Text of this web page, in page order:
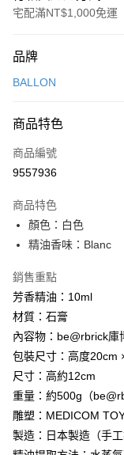
宅配滿NT$1,000免運
信用卡一次付款
Apple Pay
街口支付
Google Pay
全盈+PAY
大哥付你分期
相關說明
1.本服務由台灣大哥大提
2.付款方式選擇「大哥付
流程，驗證手機門號後
成交易。
3.實際核准額度、可分期
4.訂單成立30分鐘內，
消。如遇「轉專審核」
法說明評估內容。
【繳款方式說明】
1.分期款項不併入電信帳
AFTEE先享後付
相關說明
【關於「AFTEE先享後
AFTEE先享後付是「在
１．簡單：不需註冊會
２．便利：只要手機號
３．安心：先確認商品／
ATM付款
運送方式
宅配
品牌
BALLON
商品特色
商品編號
9557936
商品特色
顏色：白色
精油香味：Blanc
銷售重點
芳香精油：10ml
材質：石膏
內容物：be@rbrick庫
包裝尺寸：高度20cm
尺寸：高約12cm
重量：約500g（
雕塑：MEDICOM
製造：日本製造（手工